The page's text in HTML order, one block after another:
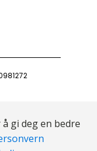
gi deg en bedre